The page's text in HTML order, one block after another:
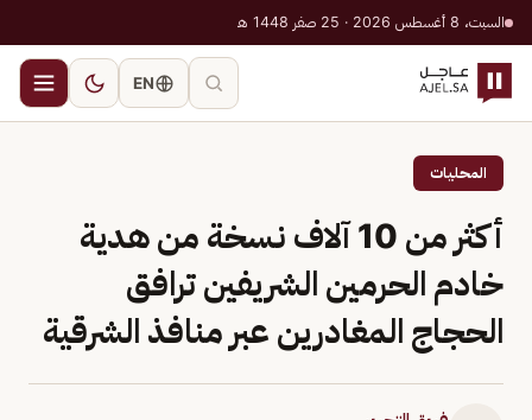
السبت، 8 أغسطس 2026 · 25 صفر 1448 هـ
EN
المحليات
أكثر من 10 آلاف نسخة من هدية
خادم الحرمين الشريفين ترافق
الحجاج المغادرين عبر منافذ الشرقية